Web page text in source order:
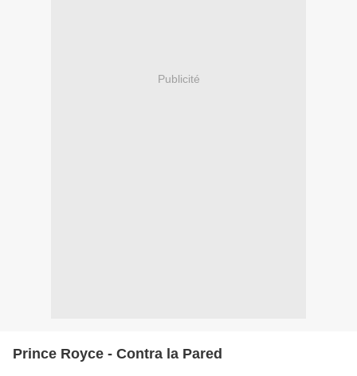
Publicité
Prince Royce - Contra la Pared